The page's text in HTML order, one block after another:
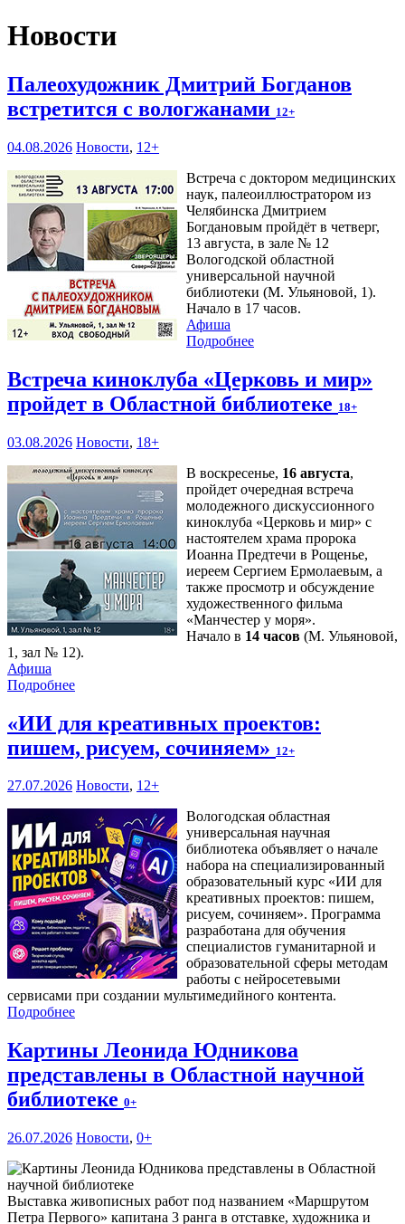
Новости
Палеохудожник Дмитрий Богданов
встретится с вологжанами 12+
04.08.2026 Новости, 12+
Встреча с доктором медицинских
наук, палеоиллюстратором из
Челябинска Дмитрием
Богдановым пройдёт в четверг,
13 августа, в зале № 12
Вологодской областной
универсальной научной
библиотеки (М. Ульяновой, 1).
Начало в 17 часов.
Афиша
Подробнее
Встреча киноклуба «Церковь и мир»
пройдет в Областной библиотеке 18+
03.08.2026 Новости, 18+
В воскресенье, 16 августа,
пройдет очередная встреча
молодежного дискуссионного
киноклуба «Церковь и мир» с
настоятелем храма пророка
Иоанна Предтечи в Рощенье,
иереем Сергием Ермолаевым, а
также просмотр и обсуждение
художественного фильма
«Манчестер у моря».
Начало в 14 часов (М. Ульяновой,
1, зал № 12).
Афиша
Подробнее
«ИИ для креативных проектов:
пишем, рисуем, сочиняем» 12+
27.07.2026 Новости, 12+
Вологодская областная
универсальная научная
библиотека объявляет о начале
набора на специализированный
образовательный курс «ИИ для
креативных проектов: пишем,
рисуем, сочиняем». Программа
разработана для обучения
специалистов гуманитарной и
образовательной сферы методам
работы с нейросетевыми
сервисами при создании мультимедийного контента.
Подробнее
Картины Леонида Юдникова
представлены в Областной научной
библиотеке 0+
26.07.2026 Новости, 0+
Выставка живописных работ под названием «Маршрутом
Петра Первого» капитана 3 ранга в отставке, художника и